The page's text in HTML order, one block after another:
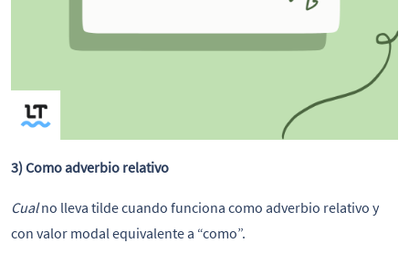
3) Como adverbio relativo
Cualno lleva tilde cuando funciona como adverbio relativo y
con valor modal equivalente a “como”.